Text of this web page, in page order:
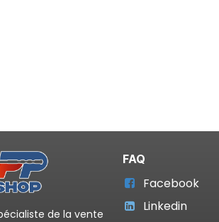
de la vente
FAQ
Facebook
Linkedin